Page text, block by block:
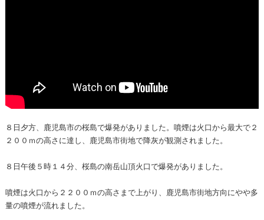
８日夕方、鹿児島市の桜島で爆発がありました。噴煙は火口から最大で２
２００ｍの高さに達し、鹿児島市街地で降灰が観測されました。
８日午後５時１４分、桜島の南岳山頂火口で爆発がありました。
噴煙は火口から２２００ｍの高さまで上がり、鹿児島市街地方向にやや多
量の噴煙が流れました。